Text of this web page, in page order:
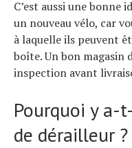
C’est aussi une bonne
un nouveau vélo, car
à laquelle ils peuvent
boîte. Un bon magasin
inspection avant
Pourquoi y
de dérailleur ?